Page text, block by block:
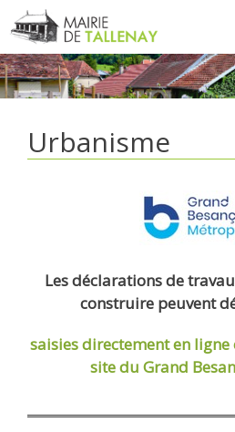
Aller
au
contenu
Urbanisme
Les déclarations de
construire peuvent
saisies directement en ligne
site du Grand